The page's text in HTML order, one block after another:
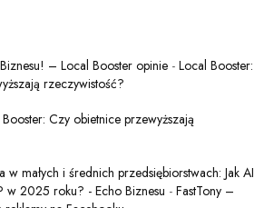
– Local Booster opinie - Local Booster:
rzeczywistość?
Czy obietnice przewyższają
w małych i średnich przedsiębiorstwach: Jak AI
w 2025 roku? - Echo Biznesu - FastTony –